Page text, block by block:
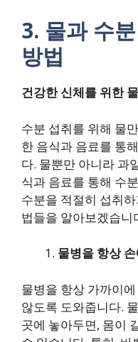
3. 물과 수
방법
건강한 신체를 위한
수분 섭취를 위해 물
한 음식과 음료를 통
다. 물뿐만 아니라 과
식과 음료를 통해 수
수분을 적절히 섭취
법들을 알아보겠습니
물병을 항상
물병을 항상 가까이
않도록 도와줍니다.
곳에 놓아두면, 몸이